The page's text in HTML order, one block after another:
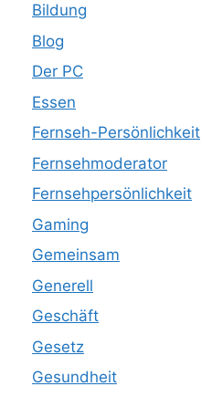
Bildung
Blog
Der PC
Essen
Fernseh-Persönlichkeit
Fernsehmoderator
Fernsehpersönlichkeit
Gaming
Gemeinsam
Generell
Geschäft
Gesetz
Gesundheit